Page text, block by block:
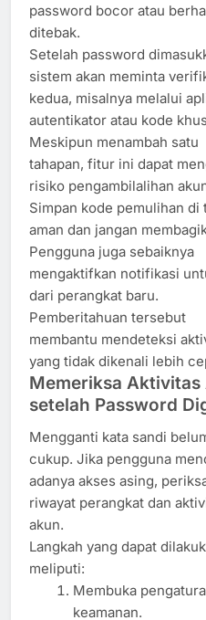
password bocor atau
ditebak.
Setelah password
sistem akan meminta
kedua, misalnya melalui
autentikator atau kode
Meskipun menambah satu
tahapan, fitur ini dapat
risiko pengambilalihan
Simpan kode pemulihan di
aman dan jangan
Pengguna juga sebaiknya
mengaktifkan notifikasi
dari perangkat baru.
Pemberitahuan tersebut
membantu mendeteksi
yang tidak dikenali lebih
Memeriksa Aktivitas
setelah Password
Mengganti kata sandi
cukup. Jika pengguna
adanya akses asing,
riwayat perangkat dan
akun.
Langkah yang dapat
meliputi:
Membuka
keamanan.